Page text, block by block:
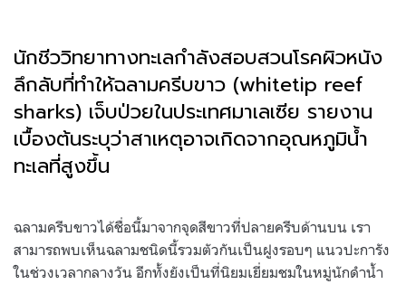
นักชีววิทยาทางทะเลกำลังสอบสวนโรคผิวหนัง
ลึกลับที่ทำให้ฉลามครีบขาว (whitetip reef
sharks) เจ็บป่วยในประเทศมาเลเซีย รายงาน
เบื้องต้นระบุว่าสาเหตุอาจเกิดจากอุณหภูมิน้ำ
ทะเลที่สูงขึ้น
ฉลามครีบขาวได้ชื่อนี้มาจากจุดสีขาวที่ปลายครีบด้านบน เรา
สามารถพบเห็นฉลามชนิดนี้รวมตัวกันเป็นฝูงรอบๆ แนวปะการัง
ในช่วงเวลากลางวัน อีกทั้งยังเป็นที่นิยมเยี่ยมชมในหมู่นักดำน้ำ